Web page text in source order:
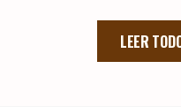
LEER